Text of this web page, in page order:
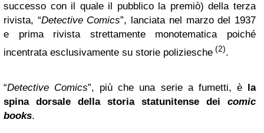
successo con il quale il pubblico la premiò) della terza
rivista, “Detective Comics”, lanciata nel marzo del 1937
e prima rivista strettamente monotematica poiché
incentrata esclusivamente su storie poliziesche (2).
“Detective Comics”, più che una serie a fumetti, è la
spina dorsale della storia statunitense dei comic
books.